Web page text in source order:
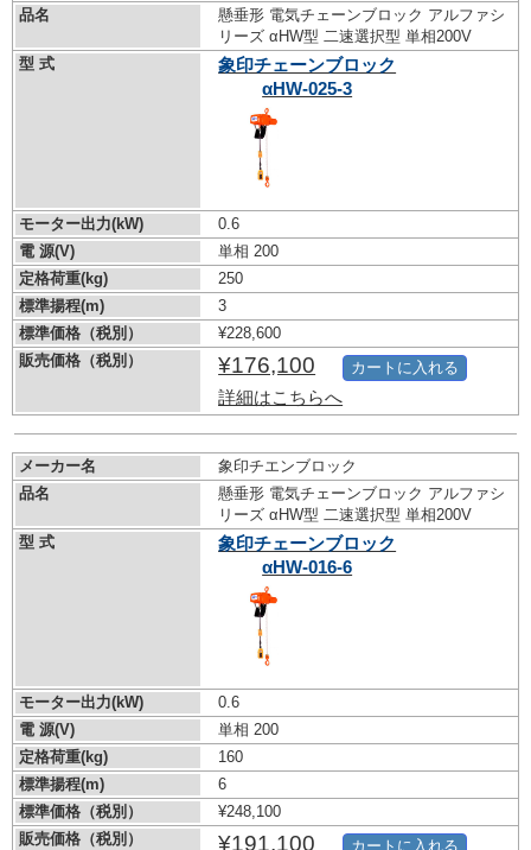
品名
懸垂形 電気チェーンブロック アルファシ
リーズ αHW型 二速選択型 単相200V
型 式
象印チェーンブロック
αHW-025-3
モーター出力(kW)
0.6
電 源(V)
単相 200
定格荷重(kg)
250
標準揚程(m)
3
標準価格（税別）
¥228,600
販売価格（税別）
¥176,100
詳細はこちらへ
カートに入れる
メーカー名
象印チエンブロック
品名
懸垂形 電気チェーンブロック アルファシ
リーズ αHW型 二速選択型 単相200V
型 式
象印チェーンブロック
αHW-016-6
モーター出力(kW)
0.6
電 源(V)
単相 200
定格荷重(kg)
160
標準揚程(m)
6
標準価格（税別）
¥248,100
販売価格（税別）
¥191,100 カートに入れる